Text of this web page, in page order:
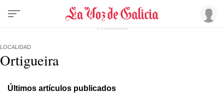
LOCALIDAD
Ortigueira
Últimos artículos publicados